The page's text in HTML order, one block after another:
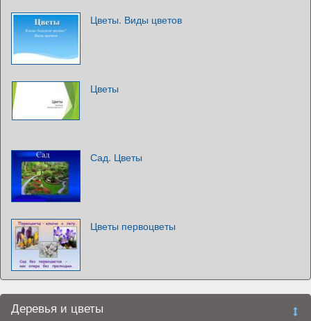
Цветы. Виды цветов
Цветы
Сад. Цветы
Цветы первоцветы
Деревья и цветы